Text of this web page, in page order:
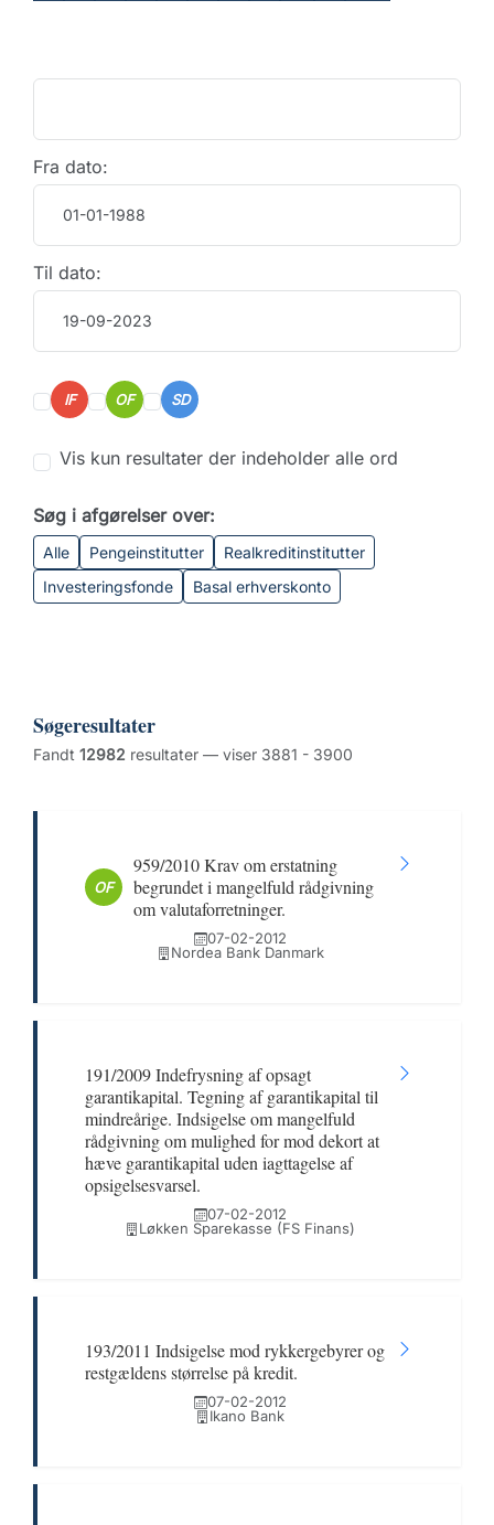
Fra dato:
Til dato:
IF OF SD
Vis kun resultater der indeholder alle ord
Søg i afgørelser over:
Alle Pengeinstitutter
Realkreditinstitutter
Investeringsfonde
Basal erhverskonto
Søgeresultater
Fandt 12982 resultater — viser 3881 - 3900
OF
959/2010 Krav om erstatning
begrundet i mangelfuld rådgivning
om valutaforretninger.
07-02-2012
Nordea Bank Danmark
191/2009 Indefrysning af opsagt
garantikapital. Tegning af garantikapital til
mindreårige. Indsigelse om mangelfuld
rådgivning om mulighed for mod dekort at
hæve garantikapital uden iagttagelse af
opsigelsesvarsel.
07-02-2012
Løkken Sparekasse (FS Finans)
193/2011 Indsigelse mod rykkergebyrer og
restgældens størrelse på kredit.
07-02-2012
Ikano Bank